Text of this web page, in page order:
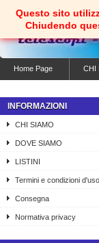
Home Page CHI
INFORMAZIONI
CHI SIAMO
DOVE SIAMO
LISTINI
Termini e condizioni d'uso
Consegna
Normativa privacy
Questo sito
Chiudendo